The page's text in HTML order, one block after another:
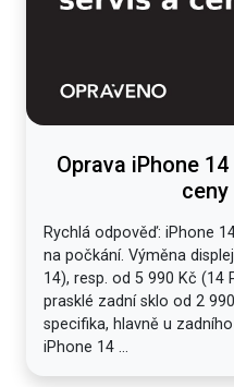
Oprava iPhone
Rychlá odpověď: iPhone
na počkání. Výměna
14), resp. od 5 990 Kč (14
prasklé zadní sklo od 2
specifika, hlavně u
iPhone 14 ...